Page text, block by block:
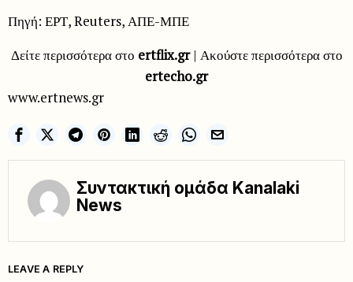
Πηγή: ΕΡΤ, Reuters, ΑΠΕ-ΜΠΕ
Δείτε περισσότερα στο ertflix.gr| Ακούστε περισσότερα στο
ertecho.gr
www.ertnews.gr
Συντακτική ομάδα Kanalaki
News
LEAVE A REPLY